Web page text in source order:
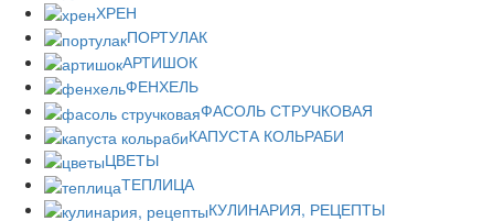
ХРЕН
ПОРТУЛАК
АРТИШОК
ФЕНХЕЛЬ
ФАСОЛЬ СТРУЧКОВАЯ
КАПУСТА КОЛЬРАБИ
ЦВЕТЫ
ТЕПЛИЦА
КУЛИНАРИЯ, РЕЦЕПТЫ